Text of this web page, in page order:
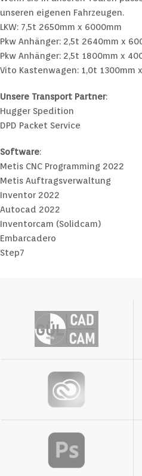
unseren eigenen Fahrzeugen.
LKW: 7,5t 2650mm x 6000mm
Pkw Anhänger: 2,5t 2640mm x
Pkw Anhänger: 2,5t 1800mm x
Vito Kastenwagen: 1,0t 1300mm
Unsere Transport Partner:
Hugger Spedition
DPD Packet Service
Software:
Metis CNC Programming 2022
Metis Auftragsverwaltung
Inventor 2022
Autocad 2022
Inventorcam (Solidcam)
Embarcadero
Step7